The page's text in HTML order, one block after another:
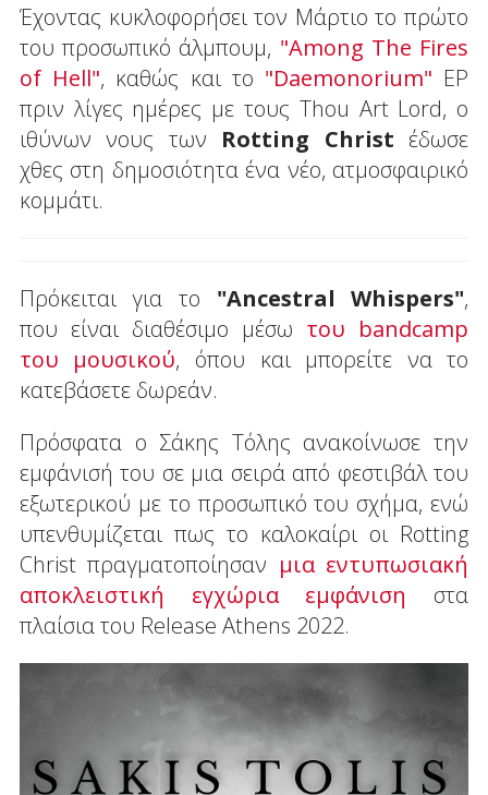
Έχοντας κυκλοφορήσει τον Μάρτιο το πρώτο
του προσωπικό άλμπουμ, "Among The Fires
of Hell", καθώς και το "Daemonorium" EP
πριν λίγες ημέρες με τους Thou Art Lord, ο
ιθύνων νους των Rotting Christ έδωσε
χθες στη δημοσιότητα ένα νέο, ατμοσφαιρικό
κομμάτι.
Πρόκειται για το "Ancestral Whispers",
που είναι διαθέσιμο μέσω του bandcamp
του μουσικού, όπου και μπορείτε να το
κατεβάσετε δωρεάν.
Πρόσφατα ο Σάκης Τόλης ανακοίνωσε την
εμφάνισή του σε μια σειρά από φεστιβάλ του
εξωτερικού με το προσωπικό του σχήμα, ενώ
υπενθυμίζεται πως το καλοκαίρι οι Rotting
Christ πραγματοποίησαν μια εντυπωσιακή
αποκλειστική εγχώρια εμφάνιση στα
πλαίσια του Release Athens 2022.